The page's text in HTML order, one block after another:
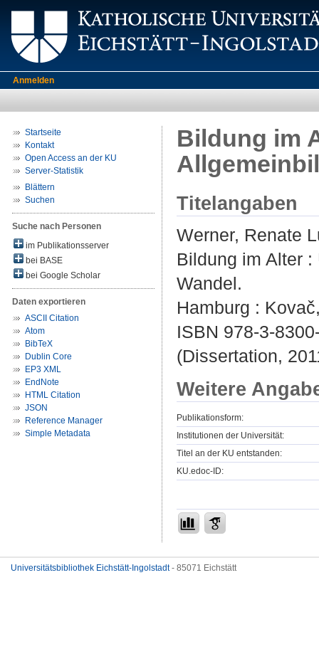
Anmelden
Startseite
Kontakt
Open Access an der KU
Server-Statistik
Blättern
Suchen
Suche nach Personen
im Publikationsserver
bei BASE
bei Google Scholar
Daten exportieren
ASCII Citation
Atom
BibTeX
Dublin Core
EP3 XML
EndNote
HTML Citation
JSON
Reference Manager
Simple Metadata
Bildung im
Titelangaben
Werner, Renate
Bildung im Alter
Wandel.
Hamburg :
ISBN 978-3-
(Dissertation,
Weitere
Publikationsform:
Institutionen der Universität:
Titel an der KU entstanden:
KU.edoc-ID:
Universitätsbibliothek Eichstätt-Ingolstadt- 85071 Eichstätt